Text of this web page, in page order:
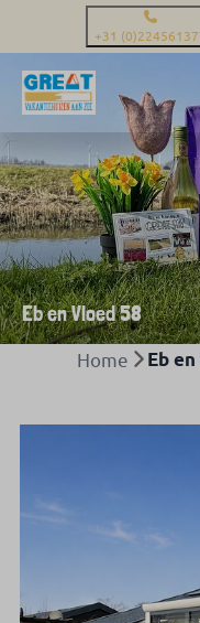
+31
Eb en Vloed 58
Home Eb